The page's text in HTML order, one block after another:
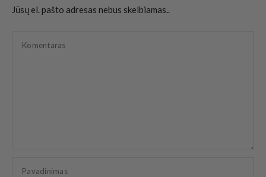
Jūsų el. pašto adresas nebus skelbiamas..
Komentaras
Pavadinimas